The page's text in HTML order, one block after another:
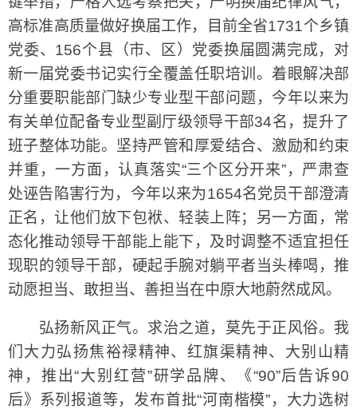
高标准高质量做好换届工作，目前全省1731个乡镇
党委、156个县（市、区）党委换届圆满完成，对
新一届党委书记实行全覆盖任职培训。着眼解决部
分重要职能部门缺少专业型干部问题，今年以来为
有关单位配备专业型副厅级领导干部34名，提升了
班子整体功能。坚持严管和厚爱结合、激励和约束
并重，一方面，认真落实“三个区分开来”，严肃查
处诬告陷害行为，今年以来为1654名党员干部澄清
正名，让他们放下包袱、轻装上阵；另一方面，常
态化推动领导干部能上能下，及时调整不适宜担任
现职的领导干部，硬起手腕对躺平者当头棒喝，推
动愿担当、敢担当、善担当在中原大地蔚然成风。
弘扬新风正气。求治之道，莫先于正风俗。我
们大力弘扬焦裕禄精神、红旗渠精神、大别山精
神，推出“大别红营”研学品牌、《“90”后告诉90
后》系列报道等，发布首批“河南楷模”，大力选树